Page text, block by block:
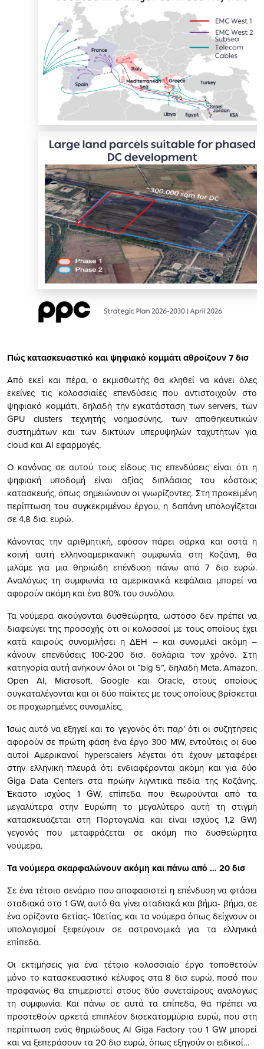
Πώς κατασκευαστικό και ψηφιακό κομμάτι αθροίζουν 7 δισ
Από εκεί και πέρα, ο εκμισθωτής θα κληθεί να κάνει όλες
εκείνες τις κολοσσιαίες επενδύσεις που αντιστοιχούν στο
ψηφιακό κομμάτι, δηλαδή την εγκατάσταση των servers, των
GPU clusters τεχνητής νοημοσύνης, των αποθηκευτικών
συστημάτων και των δικτύων υπερυψηλών ταχυτήτων για
cloud και AI εφαρμογές.
Ο κανόνας σε αυτού τους είδους τις επενδύσεις είναι ότι η
ψηφιακή υποδομή είναι αξίας διπλάσιας του κόστους
κατασκευής, όπως σημειώνουν οι γνωρίζοντες. Στη προκειμένη
περίπτωση του συγκεκριμένου έργου, η δαπάνη υπολογίζεται
σε 4,8 δισ. ευρώ.
Κάνοντας την αριθμητική, εφόσον πάρει σάρκα και οστά η
κοινή αυτή ελληνοαμερικανική συμφωνία στη Κοζάνη, θα
μιλάμε για μια θηριώδη επένδυση πάνω από 7 δισ ευρώ.
Αναλόγως τη συμφωνία τα αμερικανικά κεφάλαια μπορεί να
αφορούν ακόμη και ένα 80% του συνόλου.
Τα νούμερα ακούγονται δυσθεώρητα, ωστόσο δεν πρέπει να
διαφεύγει της προσοχής ότι οι κολοσσοί με τους οποίους έχει
κατά καιρούς συνομιλήσει η ΔΕΗ – και συνομιλεί ακόμη –
κάνουν επενδύσεις 100-200 δισ. δολάρια τον χρόνο. Στη
κατηγορία αυτή ανήκουν όλοι οι “big 5”, δηλαδή Meta, Amazon,
Open AI, Microsoft, Google και Oracle, στους οποίους
συγκαταλέγονται και οι δύο παίκτες με τους οποίους βρίσκεται
σε προχωρημένες συνομιλίες.
Ίσως αυτό να εξηγεί και το γεγονός ότι παρ’ ότι οι συζητήσεις
αφορούν σε πρώτη φάση ένα έργο 300 MW, εντούτοις οι δυο
αυτοί Αμερικανοί hyperscalers λέγεται ότι έχουν μεταφέρει
στην ελληνική πλευρά ότι ενδιαφέρονται ακόμη και για δύο
Giga Data Centers στα πρώην λιγνιτικά πεδία της Κοζάνης.
Έκαστο ισχύος 1 GW, επίπεδα που θεωρούνται από τα
μεγαλύτερα στην Ευρώπη το μεγαλύτερο αυτή τη στιγμή
κατασκευάζεται στη Πορτογαλία και είναι ισχύος 1,2 GW)
γεγονός που μεταφράζεται σε ακόμη πιο δυσθεώρητα
νούμερα.
Τα νούμερα σκαρφαλώνουν ακόμη και πάνω από … 20 δισ
Σε ένα τέτοιο σενάριο που αποφασιστεί η επένδυση να φτάσει
σταδιακά στo 1 GW, αυτό θα γίνει σταδιακά και βήμα- βήμα, σε
ένα ορίζοντα 6ετίας- 10ετίας, και τα νούμερα όπως δείχνουν οι
υπολογισμοί ξεφεύγουν σε αστρονομικά για τα ελληνικά
επίπεδα.
Οι εκτιμήσεις για ένα τέτοιο κολοσσιαίο έργο τοποθετούν
μόνο το κατασκευαστικό κέλυφος στα 8 δισ ευρώ, ποσό που
προφανώς θα επιμεριστεί στους δύο συνεταίρους αναλόγως
τη συμφωνία. Και πάνω σε αυτά τα επίπεδα, θα πρέπει να
προστεθούν αρκετά επιπλέον δισεκατομμύρια ευρώ, που στη
περίπτωση ενός θηριώδους AI Giga Factory του 1 GW μπορεί
και να ξεπεράσουν τα 20 δισ ευρώ, όπως εξηγούν οι ειδικοί…